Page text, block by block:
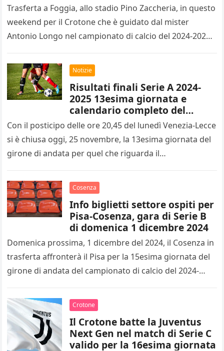
Trasferta a Foggia, allo stadio Pino Zaccheria, in questo
weekend per il Crotone che è guidato dal mister
Antonio Longo nel campionato di calcio del 2024-2025
Notizie
Risultati finali Serie A 2024-
2025 13esima giornata e
calendario completo del
14esimo turno
Con il posticipo delle ore 20,45 del lunedì Venezia-Lecce
si è chiusa oggi, 25 novembre, la 13esima giornata del
girone di andata per quel che riguarda il…
Cosenza
Info biglietti settore ospiti per
Pisa-Cosenza, gara di Serie B
di domenica 1 dicembre 2024
Domenica prossima, 1 dicembre del 2024, il Cosenza in
trasferta affronterà il Pisa per la 15esima giornata del
girone di andata del campionato di calcio del 2024-
Crotone
Il Crotone batte la Juventus
Next Gen nel match di Serie C
valido per la 16esima giornata